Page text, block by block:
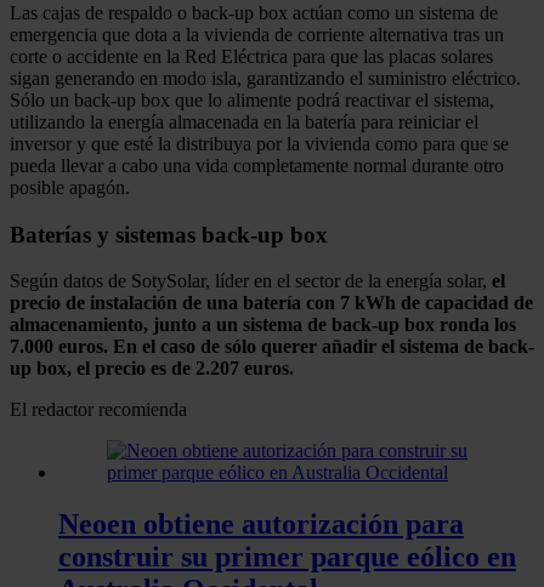
Las cajas de respaldo o back-up box actúan como un sistema de
emergencia que dota a la vivienda de corriente alternativa tras un
corte o accidente en la Red Eléctrica para que las placas solares
sigan generando en modo isla, garantizando el suministro eléctrico.
Sólo un back-up box que lo alimente podrá reactivar el sistema,
utilizando la energía almacenada en la batería para reiniciar el
inversor y que esté la distribuya por la vivienda como para que se
pueda llevar a cabo una vida completamente normal durante otro
posible apagón.
Baterías y sistemas back-up box
Según datos de SotySolar, líder en el sector de la energía solar, el
precio de instalación de una batería con 7 kWh de capacidad de
almacenamiento, junto a un sistema de back-up box ronda los
7.000 euros. En el caso de sólo querer añadir el sistema de back-
up box, el precio es de 2.207 euros.
El redactor recomienda
Neoen obtiene autorización para
construir su primer parque eólico en